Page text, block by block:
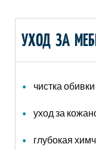
УХОД ЗА
чистка
уход за
глубокая